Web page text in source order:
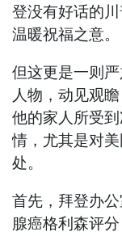
登没有好话的
温暖祝福之意。
但这更是一则
人物，动见观
他的家人所受
情，尤其是对
处。
首先，拜登办
腺癌格利森评